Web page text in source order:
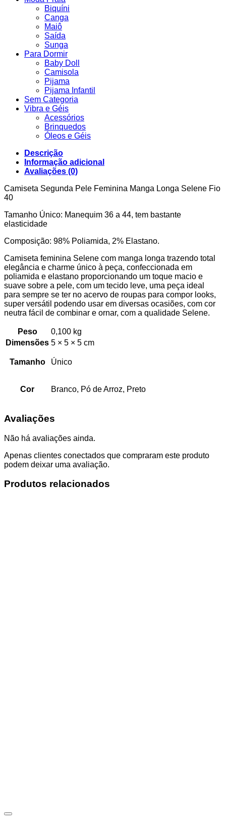
Biquíni
Canga
Maiô
Saída
Sunga
Para Dormir
Baby Doll
Camisola
Pijama
Pijama Infantil
Sem Categoria
Vibra e Géis
Acessórios
Brinquedos
Óleos e Géis
Descrição
Informação adicional
Avaliações (0)
Camiseta Segunda Pele Feminina Manga Longa Selene Fio
40
Tamanho Único: Manequim 36 a 44, tem bastante
elasticidade
Composição: 98% Poliamida, 2% Elastano.
Camiseta feminina Selene com manga longa trazendo total
elegância e charme único à peça, confeccionada em
poliamida e elastano proporcionando um toque macio e
suave sobre a pele, com um tecido leve, uma peça ideal
para sempre se ter no acervo de roupas para compor looks,
super versátil podendo usar em diversas ocasiões, com cor
neutra fácil de combinar e ornar, com a qualidade Selene.
Peso
0,100 kg
Dimensões 5 × 5 × 5 cm
Tamanho Único
Cor Branco, Pó de Arroz, Preto
Avaliações
Não há avaliações ainda.
Apenas clientes conectados que compraram este produto
podem deixar uma avaliação.
Produtos relacionados